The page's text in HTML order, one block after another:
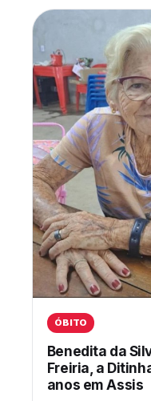
ÓBITO
Benedita da
Freiria, a
anos em Assis